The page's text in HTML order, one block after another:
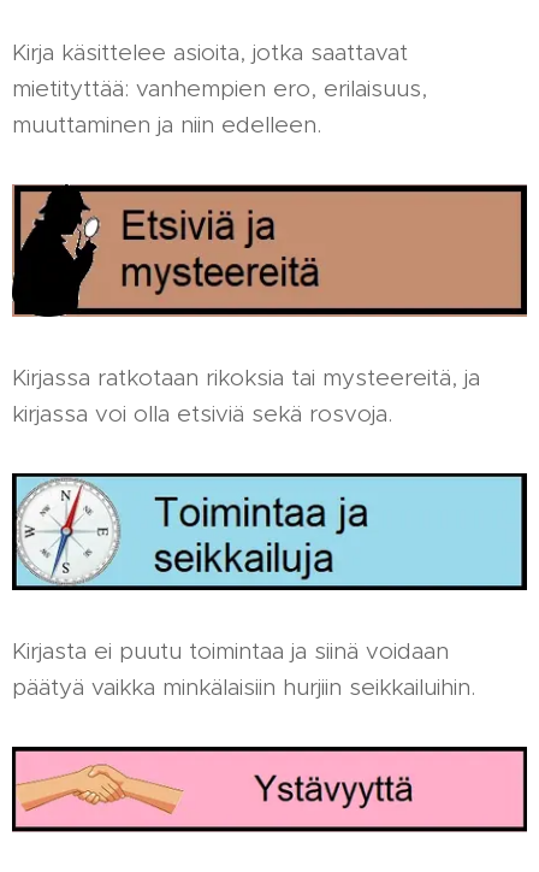
Kirja käsittelee asioita, jotka saattavat
mietityttää: vanhempien ero, erilaisuus,
muuttaminen ja niin edelleen.
Kirjassa ratkotaan rikoksia tai mysteereitä, ja
kirjassa voi olla etsiviä sekä rosvoja.
Kirjasta ei puutu toimintaa ja siinä voidaan
päätyä vaikka minkälaisiin hurjiin seikkailuihin.